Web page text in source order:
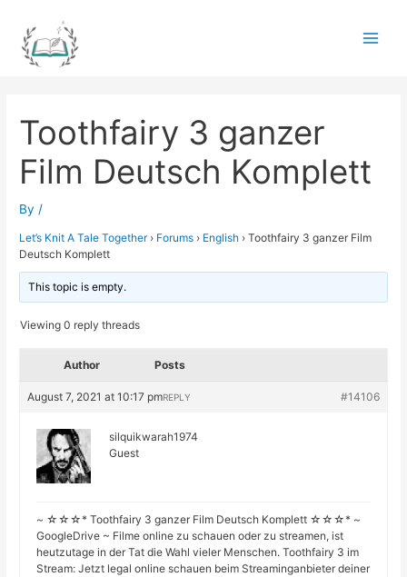
content
Toothfairy 3 ganzer
Film Deutsch Komplett
By /
Let’s Knit A Tale Together › Forums › English › Toothfairy 3 ganzer Film
Deutsch Komplett
This topic is empty.
Viewing 0 reply threads
Author Posts
August 7, 2021 at 10:17 pm #14106
REPLY
silquikwarah1974
Guest
~ ☆☆☆* Toothfairy 3 ganzer Film Deutsch Komplett ☆☆☆* ~
GoogleDrive ~ Filme online zu schauen oder zu streamen, ist
heutzutage in der Tat die Wahl vieler Menschen. Toothfairy 3 im
Stream: Jetzt legal online schauen beim Streaminganbieter deiner